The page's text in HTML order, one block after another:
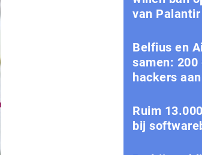
van Palantir
Belfius en
samen:
hackers
Ruim
bij